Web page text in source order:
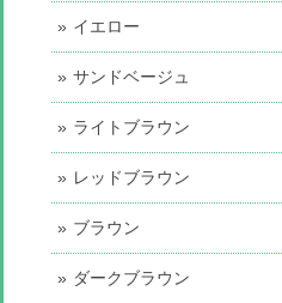
イエロー
サンドベージュ
ライトブラウン
レッドブラウン
ブラウン
ダークブラウン